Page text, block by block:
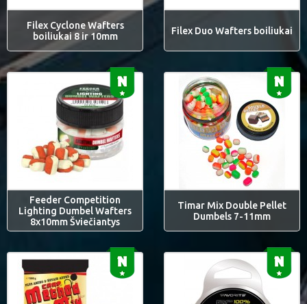
Filex Cyclone Wafters
boiliukai 8 ir 10mm
Filex Duo Wafters boiliukai
Feeder Competition
Lighting Dumbel Wafters
8x10mm Šviečiantys
Timar Mix Double Pellet
Dumbels 7-11mm